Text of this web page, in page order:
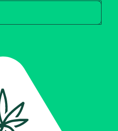
Search by zip code, address,